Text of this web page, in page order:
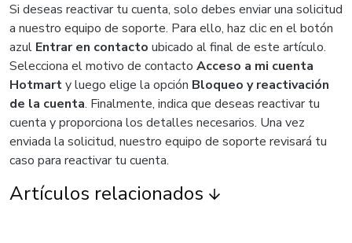
Si deseas reactivar tu cuenta, solo debes enviar una solicitud
a nuestro equipo de soporte. Para ello, haz clic en el botón
azul Entrar en contacto ubicado al final de este artículo.
Selecciona el motivo de contacto Acceso a mi cuenta
Hotmarty luego elige la opción Bloqueo y reactivación
de la cuenta. Finalmente, indica que deseas reactivar tu
cuenta y proporciona los detalles necesarios. Una vez
enviada la solicitud, nuestro equipo de soporte revisará tu
caso para reactivar tu cuenta.
Artículos relacionados